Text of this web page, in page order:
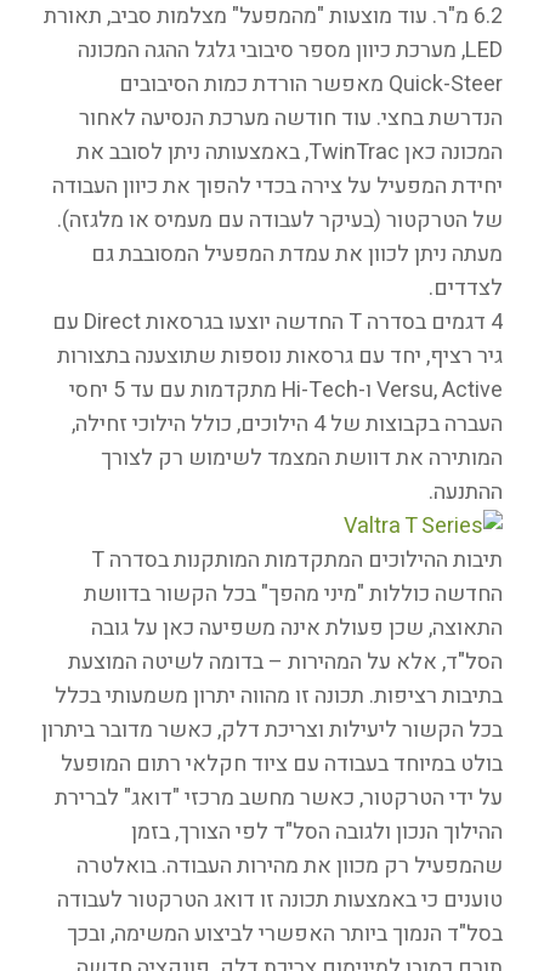
6.2 מ"ר. עוד מוצעות "מהמפעל" מצלמות סביב, תאורת
LED, מערכת כיוון מספר סיבובי גלגל ההגה המכונה
Quick-Steer מאפשר הורדת כמות הסיבובים
הנדרשת בחצי. עוד חודשה מערכת הנסיעה לאחור
המכונה כאן TwinTrac, באמצעותה ניתן לסובב את
יחידת המפעיל על צירה בכדי להפוך את כיוון העבודה
של הטרקטור (בעיקר לעבודה עם מעמיס או מלגזה).
מעתה ניתן לכוון את עמדת המפעיל המסובבת גם
לצדדים.
4 דגמים בסדרה T החדשה יוצעו בגרסאות Direct עם
גיר רציף, יחד עם גרסאות נוספות שתוצענה בתצורות
Versu, Active ו-Hi-Tech מתקדמות עם עד 5 יחסי
העברה בקבוצות של 4 הילוכים, כולל הילוכי זחילה,
המותירה את דוושת המצמד לשימוש רק לצורך
ההתנעה.
תיבות ההילוכים המתקדמות המותקנות בסדרה T
החדשה כוללות "מיני מהפך" בכל הקשור בדוושת
התאוצה, שכן פעולת אינה משפיעה כאן על גובה
הסל"ד, אלא על המהירות – בדומה לשיטה המוצעת
בתיבות רציפות. תכונה זו מהווה יתרון משמעותי בכלל
בכל הקשור ליעילות וצריכת דלק, כאשר מדובר ביתרון
בולט במיוחד בעבודה עם ציוד חקלאי רתום המופעל
על ידי הטרקטור, כאשר מחשב מרכזי "דואג" לברירת
ההילוך הנכון ולגובה הסל"ד לפי הצורך, בזמן
שהמפעיל רק מכוון את מהירות העבודה. בואלטרה
טוענים כי באמצעות תכונה זו דואג הטרקטור לעבודה
בסל"ד הנמוך ביותר האפשרי לביצוע המשימה, ובכך